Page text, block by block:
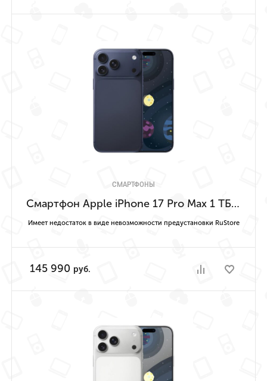
СМАРТФОНЫ
Смартфон Apple iPhone 17 Pro Max 1 ТБ («Насыщенный синий» | Deep Blue) Имеет недостаток в виде невозможности предустановки RuStore
Имеет недостаток в виде невозможности предустановки RuStore
145 990 руб.